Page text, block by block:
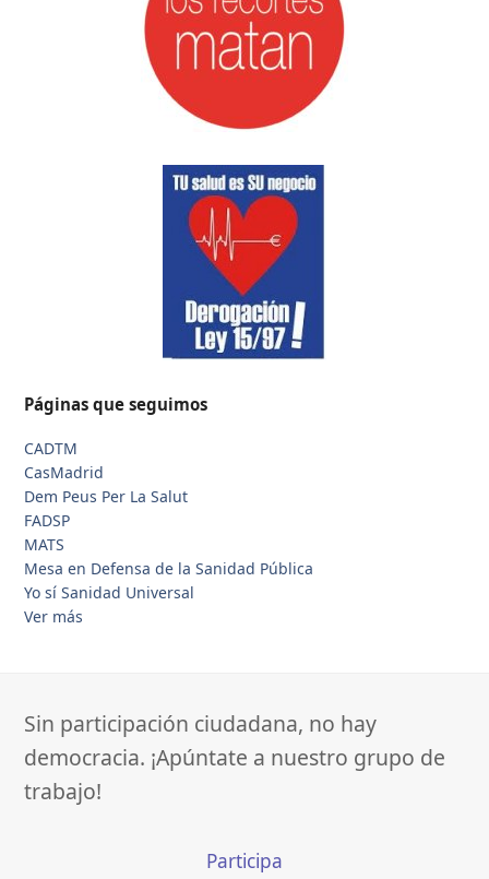
Páginas que seguimos
CADTM
CasMadrid
Dem Peus Per La Salut
FADSP
MATS
Mesa en Defensa de la Sanidad Pública
Yo sí Sanidad Universal
Ver más
Sin participación ciudadana, no hay
democracia. ¡Apúntate a nuestro grupo de
trabajo!
Participa